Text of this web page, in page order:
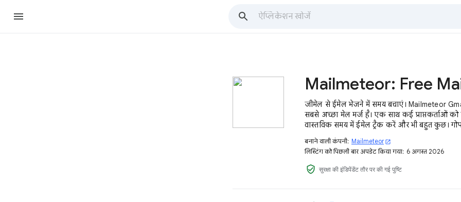
जीमेल से ईमेल भेजने में समय बचाएं। Mailmeteor
सबसे अच्छा मेल मर्ज है। एक साथ कई प्राप्तकर्ताओं
वास्तविक समय में ईमेल ट्रैक करें और भी बहुत कुछ।
निर्मित-पहले
बनाने वाली कंपनी: Mailmeteor open_in_new
लिस्टिंग को पिछली बार अपडेट किया गया: 6 अगस्त 2026
verified_user सुरक्षा की इंडिपेंडेंट तौर पर की गई पुष्टि